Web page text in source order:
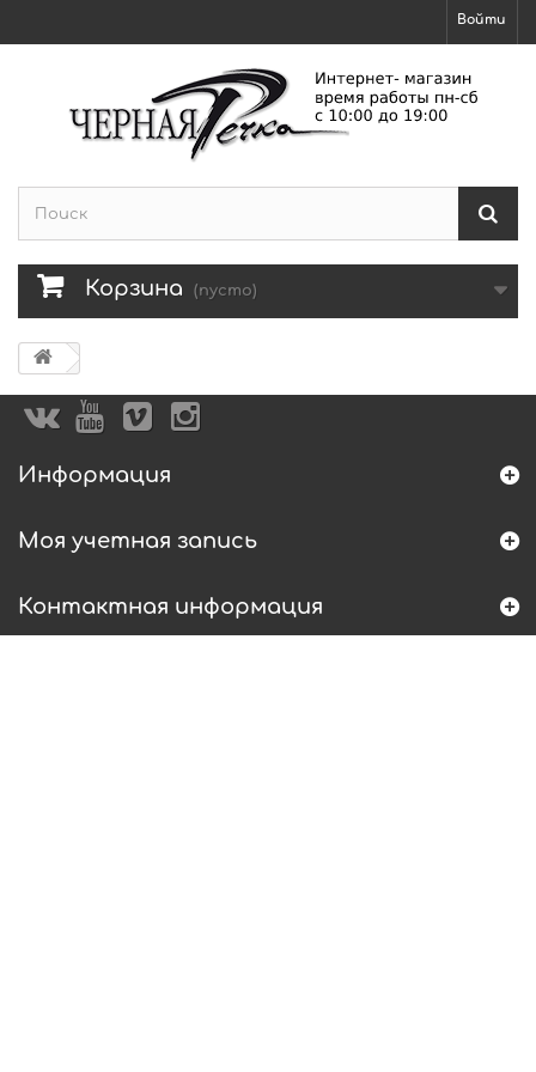
Войти
Корзина (пусто)
Информация
Моя учетная запись
Контактная информация